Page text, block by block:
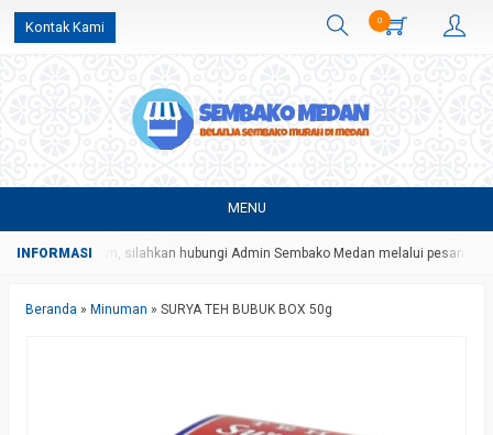
Kontak Kami 0
MENU
ongkos kirim, silahkan hubungi Admin Sembako Medan melalui pesan
Beranda » Minuman » SURYA TEH BUBUK BOX 50g